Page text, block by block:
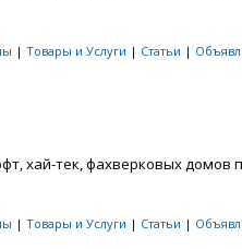
| Товары и Услуги | Статьи |
хай-тек, фахверковых домов
| Товары и Услуги | Статьи |